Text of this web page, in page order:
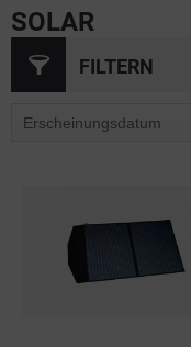
SOLAR
FILTERN